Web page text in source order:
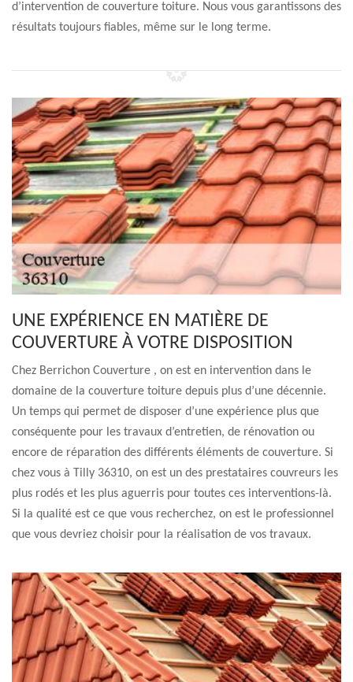
d’intervention de couverture toiture. Nous vous garantissons des
résultats toujours fiables, même sur le long terme.
UNE EXPÉRIENCE EN MATIÈRE DE
COUVERTURE À VOTRE DISPOSITION
Chez Berrichon Couverture , on est en intervention dans le
domaine de la couverture toiture depuis plus d’une décennie.
Un temps qui permet de disposer d’une expérience plus que
conséquente pour les travaux d’entretien, de rénovation ou
encore de réparation des différents éléments de couverture. Si
chez vous à Tilly 36310, on est un des prestataires couvreurs les
plus rodés et les plus aguerris pour toutes ces interventions-là.
Si la qualité est ce que vous recherchez, on est le professionnel
que vous devriez choisir pour la réalisation de vos travaux.